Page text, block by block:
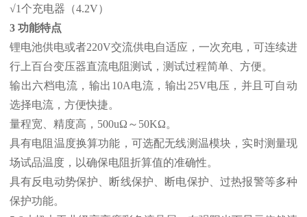
√1个充电器（4.2V）
3 功能特点
锂电池供电或者220V交流供电自适应，一次充电，可连续进
行上百台变压器直流电阻测试，测试过程简单、方便。
输出六档电流，输出10A电流，输出25V电压，并且可自动
选择电流，方便快捷。
量程宽、精度高，500uΩ～50KΩ。
具有电阻温度换算功能，可选配无线测温模块，实时测量现
场试品温度，以确保电阻折算值的准确性。
具有反电动势保护、断线保护、断电保护、过热报警等多种
保护功能。